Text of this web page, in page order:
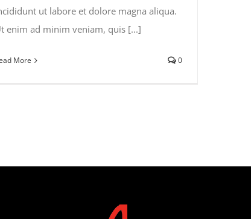
ut labore et dolore magna aliqua.
enim ad minim veniam, quis [...]
More 0